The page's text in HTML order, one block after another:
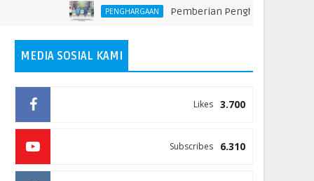
PENGHARGAAN Pemberian Penghargaan kepada Unit
MEDIA SOSIAL KAMI
3.700
Likes
6.310
Subscribes